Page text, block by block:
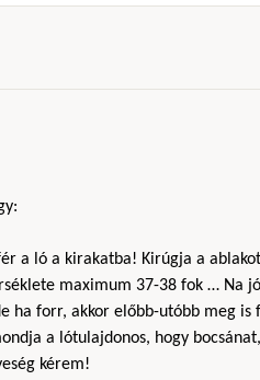
a ló a kirakatba! Kirúgja a
maximum 37-38 fok … Na
ha forr, akkor előbb-utóbb meg is
a lótulajdonos, hogy
kérem!